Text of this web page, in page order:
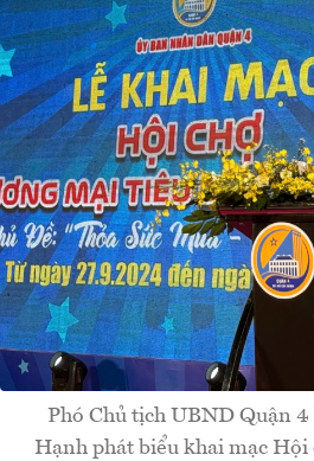
Phó Chủ tịch UBND Quận
Hạnh phát biểu khai mạc